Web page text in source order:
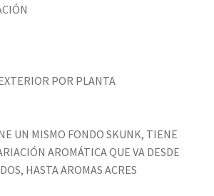
POR PLANTA
UN MISMO FONDO SKUNK, TIENE
AROMÁTICA QUE VA DESDE
HASTA AROMAS ACRES